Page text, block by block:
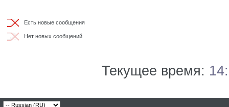
Есть новые сообщения
Нет новых сообщений
Текущее время: